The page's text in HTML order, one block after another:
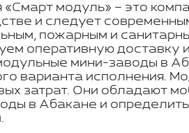
«Смарт модуль» – это
и следует
пожарным и
оперативную доставку
мини-заводы в
варианта исполнения.
затрат. Они обладают
в Абакане и